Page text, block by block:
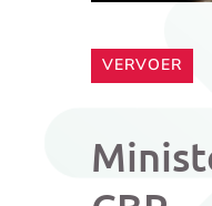
CATEGORIE:
VERVOER